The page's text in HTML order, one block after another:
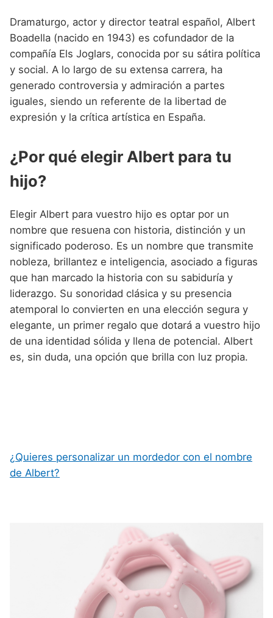
Dramaturgo, actor y director teatral español, Albert
Boadella (nacido en 1943) es cofundador de la
compañía Els Joglars, conocida por su sátira política
y social. A lo largo de su extensa carrera, ha
generado controversia y admiración a partes
iguales, siendo un referente de la libertad de
expresión y la crítica artística en España.
¿Por qué elegir Albert para tu
hijo?
Elegir Albert para vuestro hijo es optar por un
nombre que resuena con historia, distinción y un
significado poderoso. Es un nombre que transmite
nobleza, brillantez e inteligencia, asociado a figuras
que han marcado la historia con su sabiduría y
liderazgo. Su sonoridad clásica y su presencia
atemporal lo convierten en una elección segura y
elegante, un primer regalo que dotará a vuestro hijo
de una identidad sólida y llena de potencial. Albert
es, sin duda, una opción que brilla con luz propia.
¿Quieres personalizar un mordedor con el nombre
de Albert?